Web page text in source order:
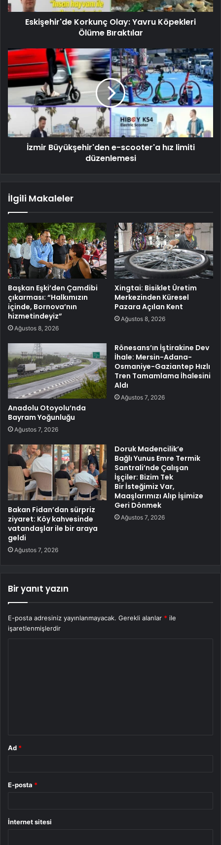
Eskişehir'de Korkunç Olay: Yavru Köpekleri
Ölüme Bıraktılar
İzmir Büyükşehir'den e-scooter'a hız limiti
düzenlemesi
İlgili Makaleler
Başkan Eşki’den Çamdibi
çıkarması: “Halkımızın
içinde, Bornova’nın
hizmetindeyiz”
Ağustos 8, 2026
Xingtai: Bisiklet Üretim
Merkezinden Küresel
Pazara Açılan Kent
Ağustos 8, 2026
Anadolu Otoyolu’nda
Bayram Yoğunluğu
Ağustos 7, 2026
Rönesans’ın İştirakine Dev
İhale: Mersin-Adana-
Osmaniye-Gaziantep Hızlı
Tren Tamamlama İhalesini
Aldı
Ağustos 7, 2026
Bakan Fidan’dan sürpriz
ziyaret: Köy kahvesinde
vatandaşlar ile bir araya
geldi
Ağustos 7, 2026
Doruk Madencilik’e
Bağlı Yunus Emre Termik
Santrali’nde Çalışan
İşçiler: Bizim Tek
Bir İsteğimiz Var,
Maaşlarımızı Alıp İşimize
Geri Dönmek
Ağustos 7, 2026
Bir yanıt yazın
E-posta adresiniz yayınlanmayacak. Gerekli alanlar * ile
işaretlenmişlerdir
Ad *
E-posta *
İnternet sitesi